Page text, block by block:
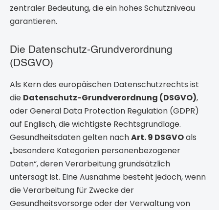
zentraler Bedeutung, die ein hohes Schutzniveau
garantieren.
Die Datenschutz-Grundverordnung
(DSGVO)
Als Kern des europäischen Datenschutzrechts ist
die Datenschutz-Grundverordnung (DSGVO),
oder General Data Protection Regulation (GDPR)
auf Englisch, die wichtigste Rechtsgrundlage.
Gesundheitsdaten gelten nachArt. 9 DSGVOals
„besondere Kategorien personenbezogener
Daten“, deren Verarbeitung grundsätzlich
untersagt ist. Eine Ausnahme besteht jedoch, wenn
die Verarbeitung für Zwecke der
Gesundheitsvorsorge oder der Verwaltung von